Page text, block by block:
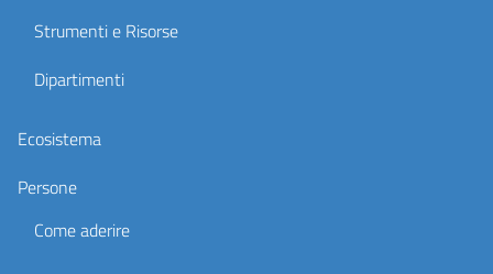
Strumenti e Risorse
Dipartimenti
Ecosistema
Persone
Come aderire